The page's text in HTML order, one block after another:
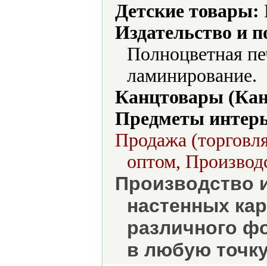
Детские товары:
Издательство и
Полноцветная
ламинирование.
Канцтовары
Предметы
Продажа
оптом,
Производство
настенных
различного
в любую